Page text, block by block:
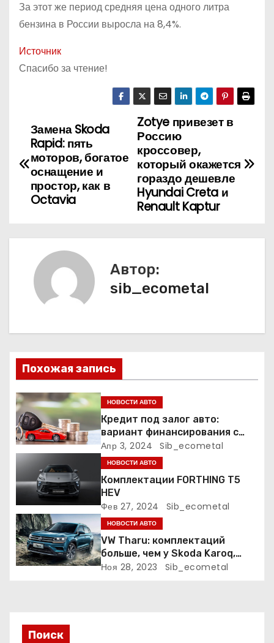
За этот же период средняя цена одного литра
бензина в России выросла на 8,4%.
Источник
Спасибо за чтение!
Н
а
я
п
о
з
а
п
и
с
я
м
Zotye привезет в
Россию
кроссовер,
который окажется
гораздо дешевле
Hyundai Creta и
Renault Kaptur
Замена Skoda
Rapid: пять
моторов, богатое
оснащение и
простор, как в
Octavia
Автор:
sib_ecometal
Похожая запись
НОВОСТИ АВТО
Кредит под залог авто:
вариант финансирования с
меньшими рисками
Апр 3, 2024 Sib_ecometal
НОВОСТИ АВТО
Комплектации FORTHING T5
HEV
Фев 27, 2024 Sib_ecometal
НОВОСТИ АВТО
VW Tharu: комплектаций
больше, чем у Skoda Karoq,
цены – выше. Оба кросса
Ноя 28, 2023 Sib_ecometal
Поиск